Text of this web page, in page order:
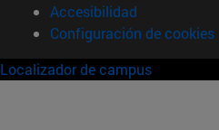
Accesibilidad
Configuración de cookies
Localizador de campus